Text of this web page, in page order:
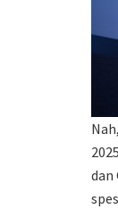
dan